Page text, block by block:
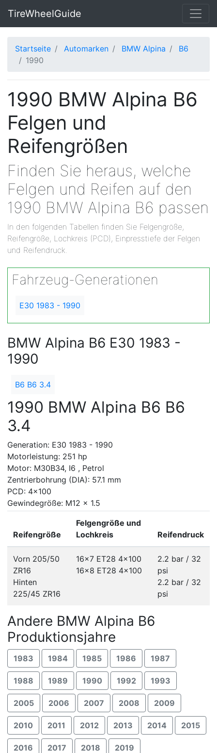
TireWheelGuide
Startseite Automarken BMW Alpina
B6
1990
1990 BMW Alpina B6
Felgen und
Reifengrößen
Finden Sie heraus, welche
Felgen und Reifen auf den
1990 BMW Alpina B6 passen
In den folgenden Tabellen finden Sie Felgengröße,
Reifengröße, Lochkreis (PCD), Einpresstiefe der Felgen
und Reifendruck.
Fahrzeug-Generationen
E30 1983 - 1990
BMW Alpina B6 E30 1983 -
1990
B6 B6 3.4
1990 BMW Alpina B6 B6
3.4
Generation: E30 1983 - 1990
Motorleistung: 251 hp
Motor: M30B34, I6 , Petrol
Zentrierbohrung (DIA): 57.1 mm
PCD: 4x100
Gewindegröße: M12 x 1.5
Reifengröße
Felgengröße und
Lochkreis
Reifendruck
Vorn 205/50
ZR16
Hinten
225/45 ZR16
16x7 ET28 4x100
16x8 ET28 4x100
2.2 bar / 32
psi
2.2 bar / 32
psi
Andere BMW Alpina B6
Produktionsjahre
1983 1984 1985 1986 1987
1988 1989 1990 1992 1993
2005 2006 2007 2008 2009
2010 2011 2012 2013 2014 2015
2016 2017 2018 2019